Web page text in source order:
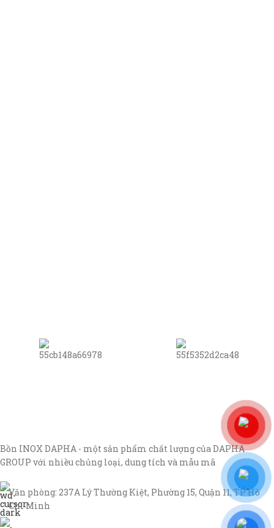
Bồn INOX DAPHA - một sản phẩm chất lượng của DAPHA
GROUP với nhiều chủng loại, dung tích và mẫu mã
Văn phòng: 237A Lý Thường Kiệt, Phường 15, Quận 11, TP Hồ
Chí Minh